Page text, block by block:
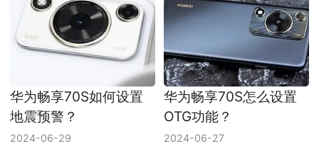
华为畅享70S如何设置
地震预警？
2024-06-29
华为畅享70S怎么设置
OTG功能？
2024-06-27